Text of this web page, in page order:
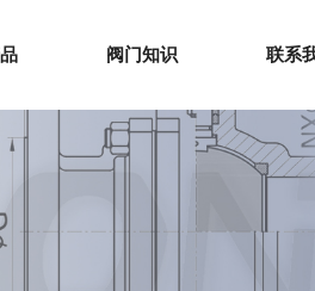
阀门知识 联系